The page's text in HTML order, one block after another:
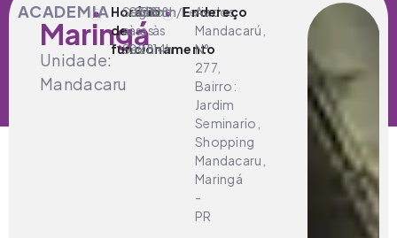
ACADEMIA
Maringá
Unidade:
Mandacaru
Horário
de
funcionamento
Seg
a
Sex
05h
às
00h
Sáb
08h
às
18h
Dom/Feriados
08h
às
14h
Endereço
Av.
Mandacarú,
N°
277,
Bairro:
Jardim
Seminario,
Shopping
Mandacaru,
Maringá
-
PR